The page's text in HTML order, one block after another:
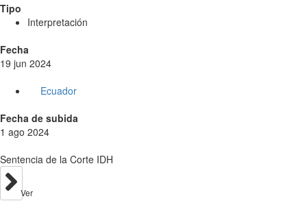
Tipo
Interpretación
Fecha
19 jun 2024
Ecuador
Fecha de subida
1 ago 2024
Sentencia de la Corte IDH
Ver